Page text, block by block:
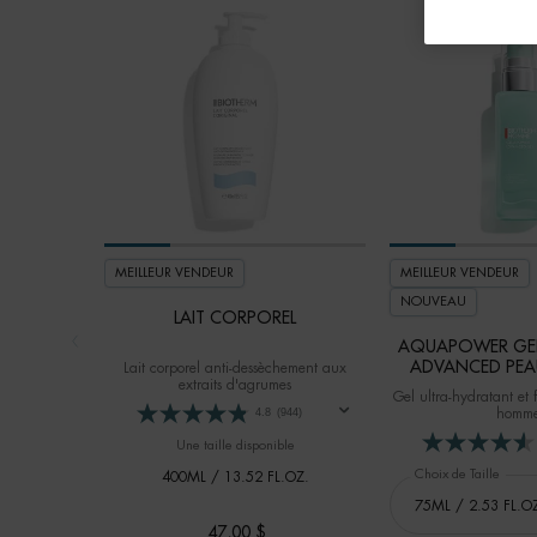
MEILLEUR VENDEUR
LAIT CORPOREL
Lait corporel anti-dessèchement aux
extraits d'agrumes
4.8 (944)
Une taille disponible
400ML / 13.52 FL.OZ.
47,00 $
MEILLEUR VENDEUR
NOUVEAU
AQUAPOWER
ADVANCED
Gel ultra-hydratant et
Choix de Taille